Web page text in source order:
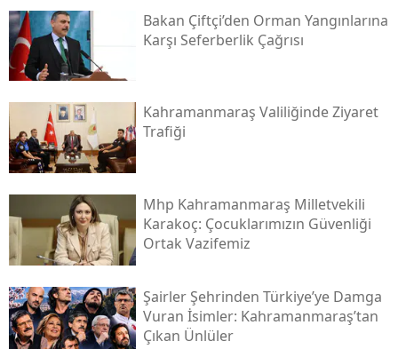
Bakan Çiftçi’den Orman Yangınlarına
Karşı Seferberlik Çağrısı
Kahramanmaraş Valiliğinde Ziyaret
Trafiği
Mhp Kahramanmaraş Milletvekili
Karakoç: Çocuklarımızın Güvenliği
Ortak Vazifemiz
Şairler Şehrinden Türkiye’ye Damga
Vuran İsimler: Kahramanmaraş’tan
Çıkan Ünlüler